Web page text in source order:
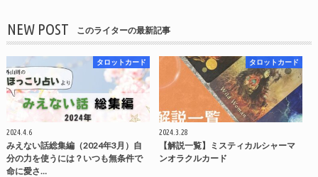
NEW POST このライターの最新記事
タロットカード
2024.4.6
みえない話総集編（2024年3月）自
分の力を使うには？いつも無条件で
命に愛さ…
タロットカード
2024.3.28
【解説一覧】ミスティカルシャーマ
ンオラクルカード